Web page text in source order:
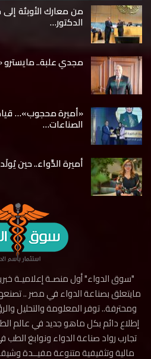
من معارك الأوبئة إلى
الدكتور…
مجدي علبة.. مايسترو
«أميرة محجوب»…
الصناعات…
أميرة الدَّواء.. حين
"سوق الدواء" أول منصـة إعلاميـة
مايتعلق بصناعة الدواء في مصر ..
ومحترفة.. توفر المعلومة والتحليل
إطلاع دائم بكل ماهو جديد في عالم
تجارب رواد صناعة الدواء ونوابغ
مالية وتثقيفية متنوعة مفيــدة